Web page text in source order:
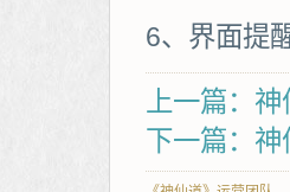
6、界面提
上一篇：
下一篇：